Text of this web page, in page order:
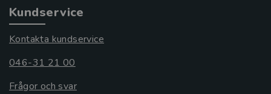
Kundservice
Kontakta kundservice
046-31 21 00
Frågor och svar